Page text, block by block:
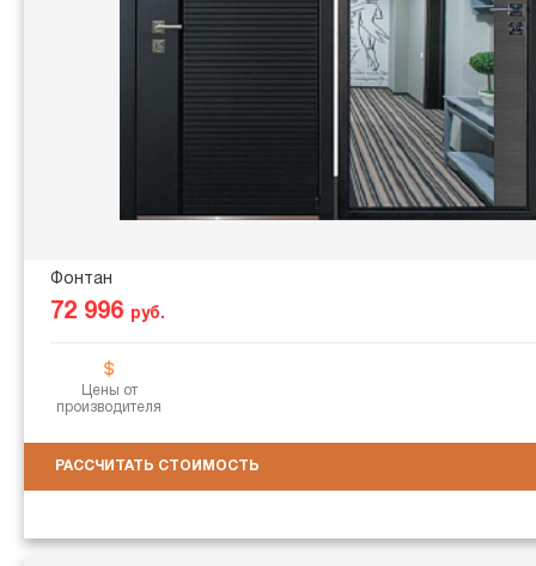
Фонтан
72 996 руб.
Цены от
производителя
РАССЧИТАТЬ СТОИМОСТЬ